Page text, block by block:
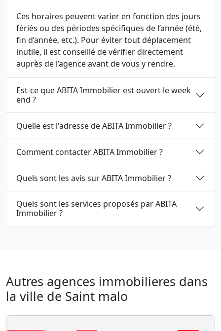
Ces horaires peuvent varier en fonction des jours
fériés ou des périodes spécifiques de l’année (été,
fin d’année, etc.). Pour éviter tout déplacement
inutile, il est conseillé de vérifier directement
auprès de l’agence avant de vous y rendre.
Est-ce que ABITA Immobilier est ouvert le week
end ?
Quelle est l'adresse de ABITA Immobilier ?
Comment contacter ABITA Immobilier ?
Quels sont les avis sur ABITA Immobilier ?
Quels sont les services proposés par ABITA
Immobilier ?
Autres agences immobilieres dans
la ville de Saint malo